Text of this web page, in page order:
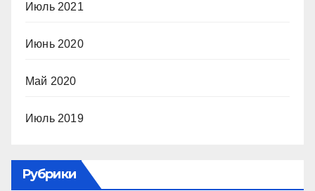
Июль 2021
Июнь 2020
Май 2020
Июль 2019
Рубрики